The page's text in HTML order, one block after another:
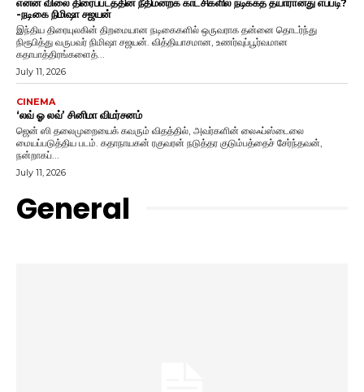
-நடிகை நிமிஷா சஜயன்
இந்திய திரையுலகின் திறமையான நடிகைகளில் ஒருவராக தன்னை தொடர்ந்து
நிரூபித்து வருபவர் நிமிஷா சஜயன். வித்தியாசமான, உணர்வுப்பூர்வமான
கதாபாத்திரங்களைத்...
July 11, 2026
CINEMA
‘லவ் ஓ லவ்’ சினிமா விமர்சனம்
ஜென் ஸி தலைமுறையைக் கவரும் விதத்தில், அவர்களின் லைஃப்ஸ்டைலை
மையப்படுத்திய படம். கதாநாயகன் ரகுவரன் நடுத்தர குடும்பத்தைச் சேர்ந்தவன்,
நன்றாகப்...
July 11, 2026
General